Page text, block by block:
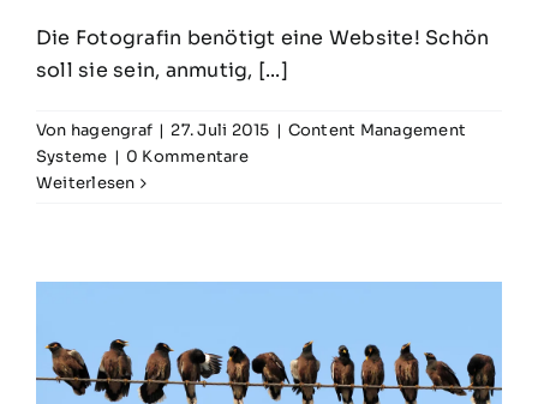
Die Fotografin benötigt eine Website! Schön
soll sie sein, anmutig, [...]
Von hagengraf | 27. Juli 2015 | Content Management
Systeme | 0 Kommentare
Weiterlesen